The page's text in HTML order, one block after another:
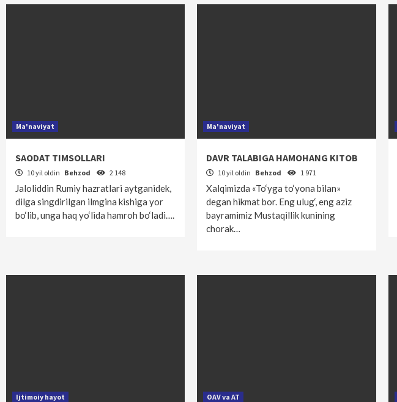
Ma'naviyat
SAODAT TIMSOLLARI
10 yil oldin Behzod 2 148
Jaloliddin Rumiy hazratlari aytganidek,
dilga singdirilgan ilmgina kishiga yor
bo‘lib, unga haq yo‘lida hamroh bo‘ladi….
Ma'naviyat
DAVR TALABIGA HAMOHANG KITOB
10 yil oldin Behzod 1 971
Xalqimizda «To‘yga to‘yona bilan»
degan hikmat bor. Eng ulug‘, eng aziz
bayramimiz Mustaqillik kunining
chorak…
Ijtimoiy hayot OAV va AT